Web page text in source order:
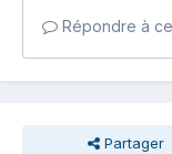
Répondre à
Partager